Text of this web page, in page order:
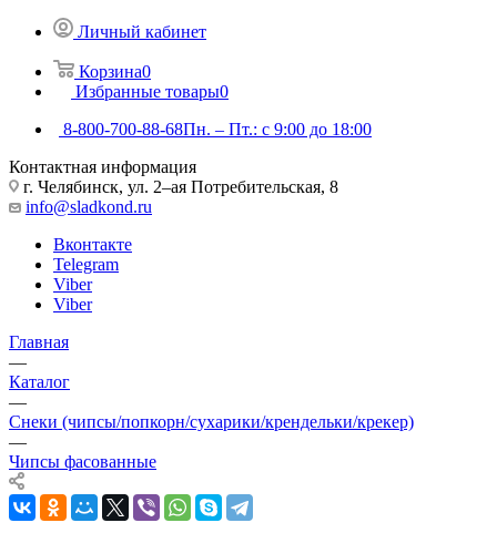
Личный кабинет
Корзина0
Избранные товары0
8-800-700-88-68Пн. – Пт.: с 9:00 до 18:00
Контактная информация
г. Челябинск, ул. 2–ая Потребительская, 8
info@sladkond.ru
Вконтакте
Telegram
Viber
Viber
Главная
—
Каталог
—
Снеки (чипсы/попкорн/сухарики/крендельки/крекер)
—
Чипсы фасованные